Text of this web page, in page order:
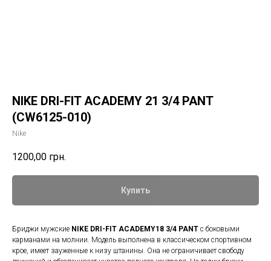
NIKE DRI-FIT ACADEMY 21 3/4 PANT
(CW6125-010)
Nike
1200,00 грн.
Купить
Бриджи мужские NIKE DRI-FIT ACADEMY18 3/4 PANT с боковыми
карманами на молнии. Модель выполнена в классическом спортивном
крое, имеет зауженные к низу штанины. Она не ограничивает свободу